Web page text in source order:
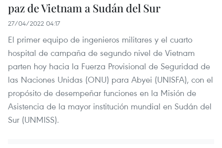
paz de Vietnam a Sudán del Sur
27/04/2022 04:17
El primer equipo de ingenieros militares y el cuarto
hospital de campaña de segundo nivel de Vietnam
parten hoy hacia la Fuerza Provisional de Seguridad de
las Naciones Unidas (ONU) para Abyei (UNISFA), con el
propósito de desempeñar funciones en la Misión de
Asistencia de la mayor institución mundial en Sudán del
Sur (UNMISS).